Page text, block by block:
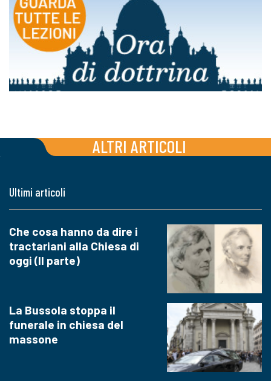
ALTRI ARTICOLI
Ultimi articoli
Che cosa hanno da dire i
tractariani alla Chiesa di
oggi (II parte)
La Bussola stoppa il
funerale in chiesa del
massone